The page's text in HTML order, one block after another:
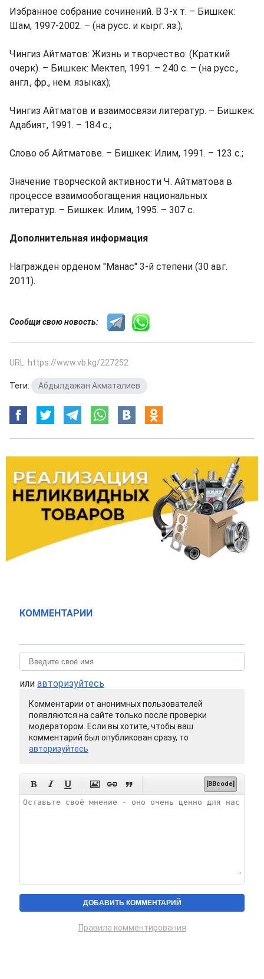
Избранное собрание сочинений. В 3-х т. – Бишкек:
Шам, 1997-2002. – (на русс. и кырг. яз.);
Чингиз Айтматов: Жизнь и творчество: (Краткий
очерк). – Бишкек: Мектеп, 1991. – 240 с. – (на русс.,
англ., фр., нем. языках);
Чингиз Айтматов и взаимосвязи литератур. – Бишкек:
Адабият, 1991. – 184 с.;
Слово об Айтматове. – Бишкек: Илим, 1991. – 123 с.;
Значение творческой активности Ч. Айтматова в
процессе взаимообогащения национальных
литератур. – Бишкек: Илим, 1995. – 307 с.
Дополнительная информация
Награжден орденом "Манас" 3-й степени (30 авг.
2011).
Сообщи свою новость:
URL: https://www.vb.kg/227252
Теги: Абдылдажан Акматалиев
КОММЕНТАРИИ
или авторизуйтесь
Комментарии от анонимных пользователей
появляются на сайте только после проверки
модератором. Если вы хотите, чтобы ваш
комментарий был опубликован сразу, то
авторизуйтесь
      [BBcode]
Правила комментирования